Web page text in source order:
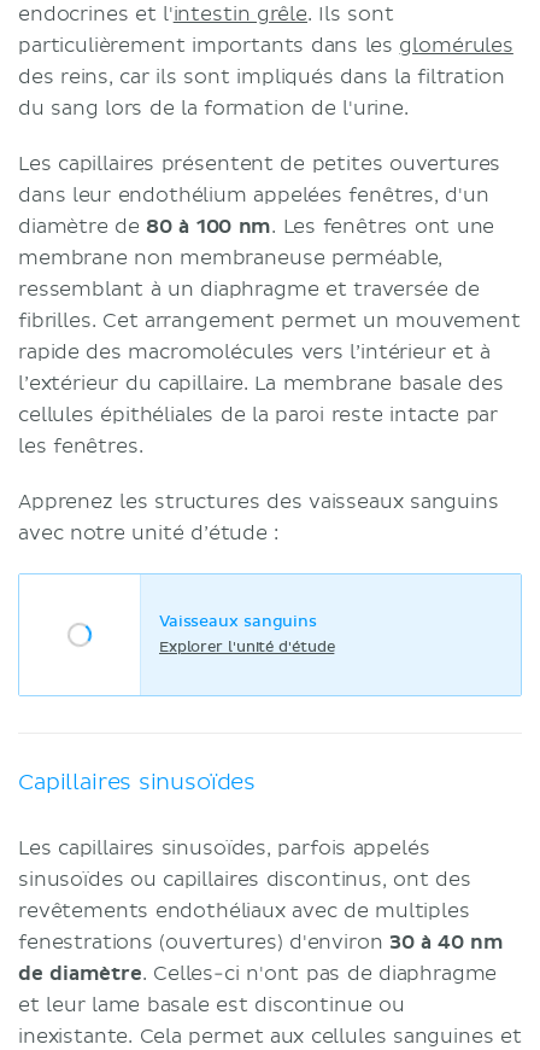
endocrines et l'intestin grêle. Ils sont
particulièrement importants dans les glomérules
des reins, car ils sont impliqués dans la filtration
du sang lors de la formation de l'urine.
Les capillaires présentent de petites ouvertures
dans leur endothélium appelées fenêtres, d'un
diamètre de 80 à 100 nm. Les fenêtres ont une
membrane non membraneuse perméable,
ressemblant à un diaphragme et traversée de
fibrilles. Cet arrangement permet un mouvement
rapide des macromolécules vers l’intérieur et à
l’extérieur du capillaire. La membrane basale des
cellules épithéliales de la paroi reste intacte par
les fenêtres.
Apprenez les structures des vaisseaux sanguins
avec notre unité d’étude :
Vaisseaux sanguins
Explorer l'unité d'étude
Capillaires sinusoïdes
Les capillaires sinusoïdes, parfois appelés
sinusoïdes ou capillaires discontinus, ont des
revêtements endothéliaux avec de multiples
fenestrations (ouvertures) d'environ 30 à 40 nm
de diamètre. Celles-ci n'ont pas de diaphragme
et leur lame basale est discontinue ou
inexistante. Cela permet aux cellules sanguines et